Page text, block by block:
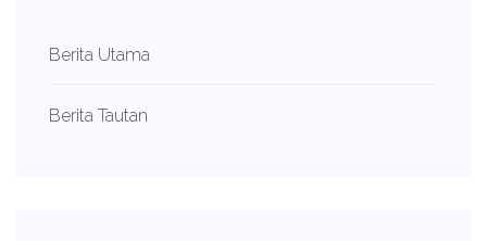
Berita Utama
Berita Tautan